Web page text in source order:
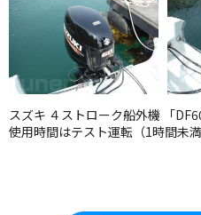
スズキ ４ストローク船外機 「
使用時間はテスト運転（1時間未満